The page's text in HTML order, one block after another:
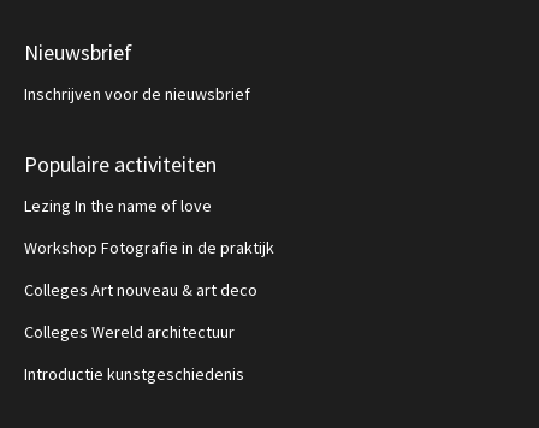
Nieuwsbrief
Inschrijven voor de nieuwsbrief
Populaire activiteiten
Lezing In the name of love
Workshop Fotografie in de praktijk
Colleges Art nouveau & art deco
Colleges Wereld architectuur
Introductie kunstgeschiedenis